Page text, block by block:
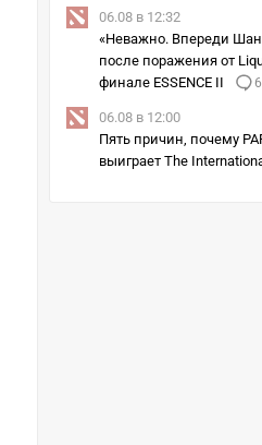
06.08 в 12:32
«Неважно. Впереди
после поражения от
финале ESSENCE II
6
06.08 в 12:00
Пять причин, почему
выиграет The